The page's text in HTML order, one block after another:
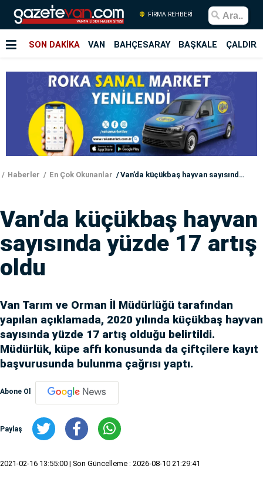
FİRMA REHBERİ
SON DAKİKA VAN BAHÇESARAY BAŞKALE
Haberler En Çok Okunanlar Van’da küçükbaş hayvan sayısında yüzde 17 artış oldu
Van’da küçükbaş hayvan
sayısında yüzde 17 artış
oldu
Van Tarım ve Orman İl Müdürlüğü tarafından
yapılan açıklamada, 2020 yılında küçükbaş hayvan
sayısında yüzde 17 artış olduğu belirtildi.
Müdürlük, küpe affı konusunda da çiftçilere kayıt
başvurusunda bulunma çağrısı yaptı.
Abone Ol
Paylaş
2021-02-16 13:55:00 | Son Güncelleme : 2026-08-10 21:29:41